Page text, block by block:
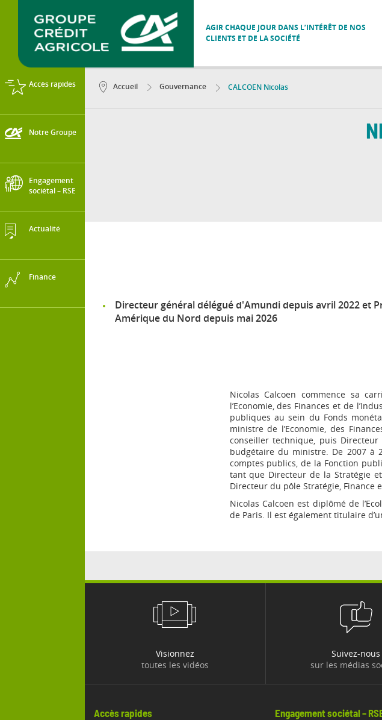
AGIR CHAQUE JOUR DANS L’INTÉRÊT DE NOS
CLIENTS ET DE LA SOCIÉTÉ
Accès rapides
Notre Groupe
Engagement
sociétal – RSE
Actualité
Finance
Accueil Gouvernance CALCOEN Nicolas
Directeur général délégué d'Amundi depuis avril 2022 et
Amérique du Nord depuis mai 2026
Nicolas Calcoen commence sa
l’Economie, des Finances et de
publiques au sein du Fonds
ministre de l’Economie, des
conseiller technique, puis
budgétaire du ministre. De 2007
comptes publics, de la Fonction
tant que Directeur de la Stratégie
Directeur du pôle Stratégie, Finance
Nicolas Calcoen est diplômé de
de Paris. Il est également titulaire
Visionnez
toutes les vidéos
Suivez-nous
sur les médias
Accès rapides Engagement sociétal –